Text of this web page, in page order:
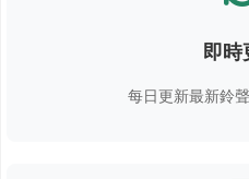
即時
每日更新最新鈴